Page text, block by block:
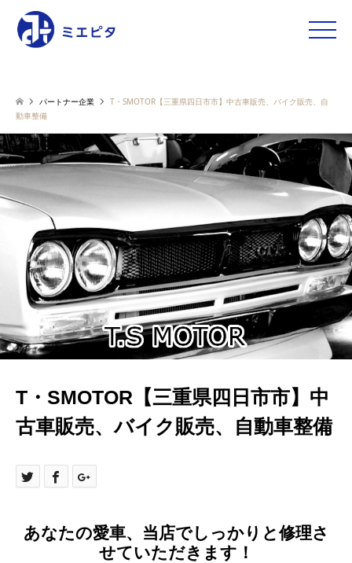
toggle
パートナー企業
T・SMOTOR【三重県四日市市】中古車販売、バイク販売、自
動車整備
T・SMOTOR【三重県四日市市】中
古車販売、バイク販売、自動車整備
あなたの愛車、当店でしっかりと修理さ
せていただきます！